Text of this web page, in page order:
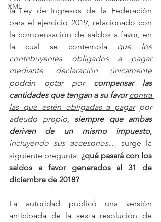
XML
la Ley de Ingresos de la Federación
para el ejercicio 2019, relacionado con
la compensación de saldos a favor, en
la cual se contempla que los
contribuyentes obligados a pagar
mediante declaración únicamente
podrán optar por compensar las
cantidades que tengan a su favor contra
las que estén obligadas a pagar por
adeudo propio, siempre que ambas
deriven de un mismo impuesto,
incluyendo sus accesorios… surge la
siguiente pregunta: ¿qué pasará con los
saldos a favor generados al 31 de
diciembre de 2018?
La autoridad publicó una versión
anticipada de la sexta resolución de